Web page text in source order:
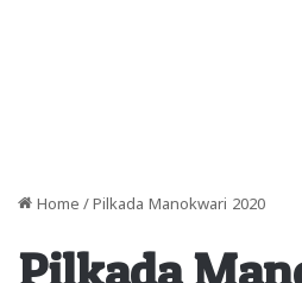
Home / Pilkada Manokwari 2020
Pilkada